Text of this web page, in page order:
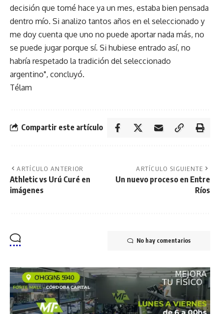
decisión que tomé hace ya un mes, estaba bien pensada
dentro mío. Si analizo tantos años en el seleccionado y
me doy cuenta que uno no puede aportar nada más, no
se puede jugar porque sí. Si hubiese entrado así, no
habría respetado la tradición del seleccionado
argentino", concluyó.
Télam
Compartir este artículo
ARTÍCULO ANTERIOR
Athletic vs Urú Curé en
imágenes
ARTÍCULO SIGUIENTE
Un nuevo proceso en Entre
Ríos
No hay comentarios